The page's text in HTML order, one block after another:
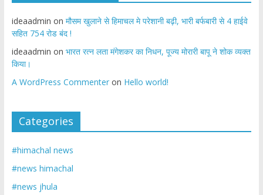
ideaadmin on मौसम खुलाने से हिमाचल मे परेशानी बढ़ी, भारी बर्फबारी से 4 हाईवे
सहित 754 रोड बंद !
ideaadmin on भारत रत्न लता मंगेशकर का निधन, पूज्य मोरारी बापू ने शोक व्यक्त
किया।
A WordPress Commenteron Hello world!
Categories
#himachal news
#news himachal
#news jhula